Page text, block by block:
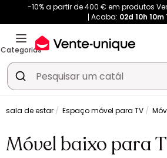
-10% a partir de 400 € em produtos
Acaba: 02d 10h 10m
Categorias
sala de estar Espaço móvel para TV
Móvel baixo para